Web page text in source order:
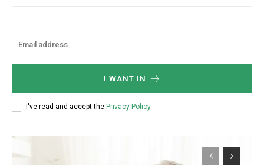
I WANT IN
I've read and accept the Privacy Policy.